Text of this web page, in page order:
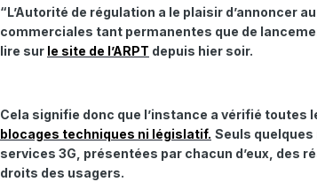
“L’Autorité de régulation a le plaisir d’annoncer
commerciales tant permanentes que de
lire sur le site de l’ARPT depuis hier soir.
Cela signifie donc que l’instance a vérifié toutes
blocages techniques ni législatif. Seuls quelques
services 3G, présentées par chacun d’eux, des
droits des usagers.